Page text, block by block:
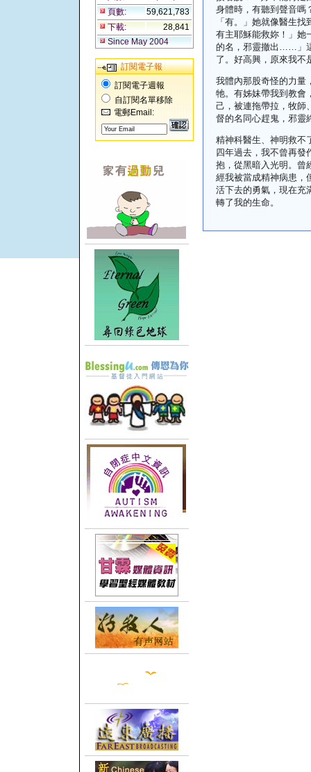
頁數:
59,621,783
下載:
28,841
Since May 2004
訂閱電子報
訂閱電子週報
自訂閱名單移除
電郵Email:
身體時，有聽到聲音嗎
「有。」她就像醫生
有主耶穌能救妳！」她
的名，邪靈撤出 …… 」
了。好高興，原來我不
我體內那股奇怪的力量
牠。有姊妹帶我到教會
己，被連拖帶拉，牧師
督的名同心趕鬼，邪靈
精神科醫生、神明救不
四年過去，我不曾再發
抱，從黑暗入光明。曾
經我被當成精神病患，
活下去的勇氣，現在充
轉了我的生命。